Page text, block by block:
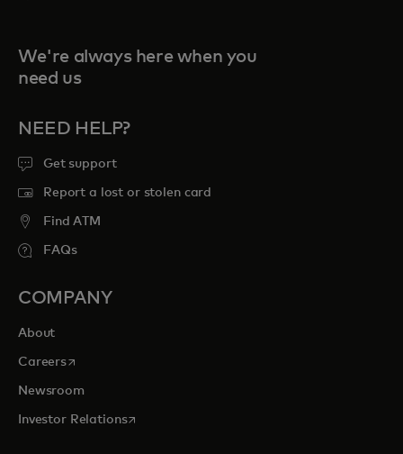
We're always here when you
need us
NEED HELP?
Get support
Report a lost or stolen card
Find ATM
FAQs
COMPANY
About
Careersopens in a new tab
Newsroom
Investor Relationsopens in a new tab